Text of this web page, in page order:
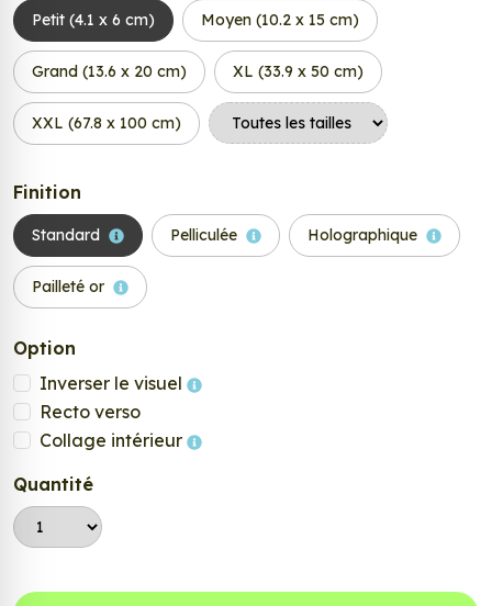
Petit (4.1 x 6 cm) Moyen (10.2 x 15 cm)
Grand (13.6 x 20 cm) XL (33.9 x 50 cm)
XXL (67.8 x 100 cm)
Finition
Standard Pelliculée Holographique
Pailleté or
Option
Inverser le visuel
Recto verso
Collage intérieur
Quantité